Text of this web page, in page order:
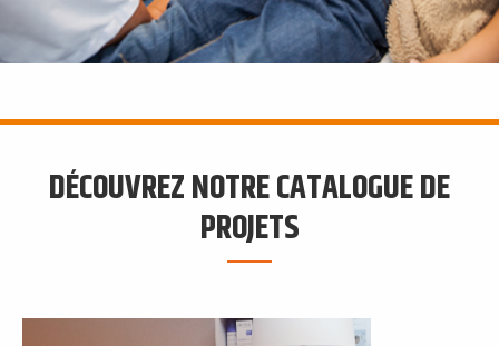
DÉCOUVREZ NOTRE CATALOGUE DE
PROJETS